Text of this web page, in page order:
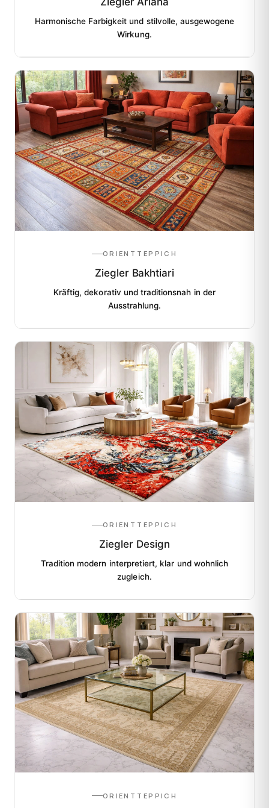
Harmonische Farbigkeit und stilvolle, ausgewogene
Wirkung.
ORIENTTEPPICH
Ziegler Bakhtiari
Kräftig, dekorativ und traditionsnah in der
Ausstrahlung.
ORIENTTEPPICH
Ziegler Design
Tradition modern interpretiert, klar und wohnlich
zugleich.
ORIENTTEPPICH